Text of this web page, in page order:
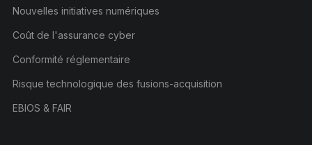
Nouvelles initiatives numériques
Coût de l'assurance cyber
Conformité réglementaire
Risque technologique des fusions-acquisition
EBIOS & FAIR